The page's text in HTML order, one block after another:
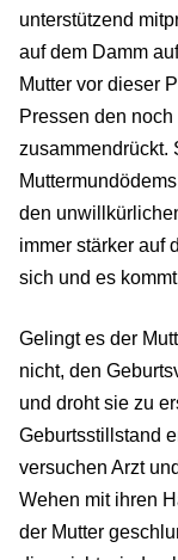
unterstützend
auf dem Damm
Mutter vor dieser
Pressen den
zusammendrückt.
den
immer stärker auf
sich und es
Gelingt es der
nicht, den
und droht sie zu
Geburtsstillstand
versuchen Arzt
Wehen mit ihren
der Mutter